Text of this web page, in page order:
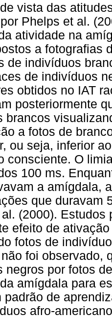
vista das
Phelps et al.
atividade na
a fotografias
de indivíduos
de indivíduos
obtidos no IAT
posteriormente
brancos
a fotos de
ou seja, inferior
consciente. O
100 ms.
a amígdala,
que duravam
(2000).
efeito de
fotos de
foi observado,
negros por fotos
amígdala para
padrão de
afro-